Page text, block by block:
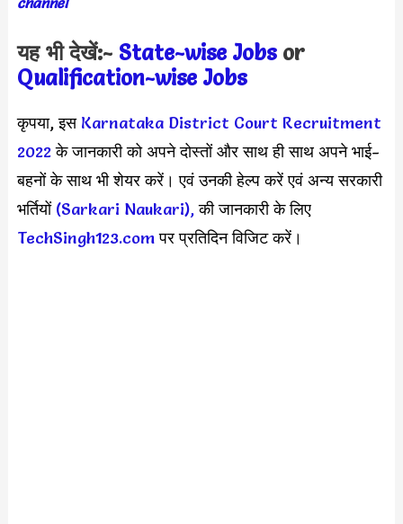
यह भी देखें:- State-wise Jobs or
Qualification-wise Jobs
कृपया, इस Karnataka District Court Recruitment
2022के जानकारी को अपने दोस्तों और साथ ही साथ अपने भाई-
बहनों के साथ भी शेयर करें। एवं उनकी हेल्प करें एवं अन्य सरकारी
भर्तियों (Sarkari Naukari),की जानकारी के लिए
TechSingh123.comपर प्रतिदिन विजिट करें।